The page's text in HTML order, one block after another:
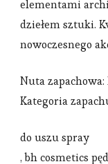
elementami
dziełem sztuki.
nowoczesnego
Nuta
Kategoria
do uszu spray
, bh cosmetics